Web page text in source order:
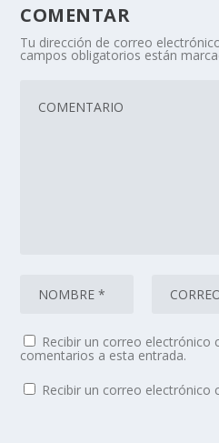
COMENTAR
Tu dirección de correo
campos obligatorios están
Recibir un correo electrónico
comentarios a esta entrada.
Recibir un correo electrónico